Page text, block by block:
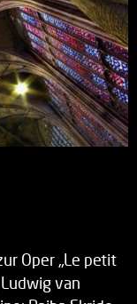
Oper „Le petit
van